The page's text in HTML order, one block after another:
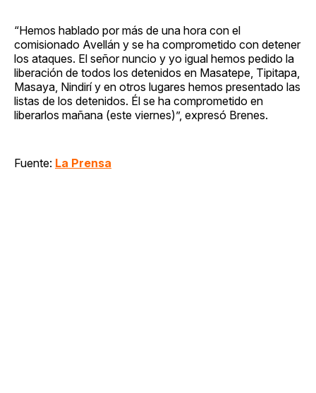
“Hemos hablado por más de una hora con el
comisionado Avellán y se ha comprometido con detener
los ataques. El señor nuncio y yo igual hemos pedido la
liberación de todos los detenidos en Masatepe, Tipitapa,
Masaya, Nindirí y en otros lugares hemos presentado las
listas de los detenidos. Él se ha comprometido en
liberarlos mañana (este viernes)”, expresó Brenes.
Fuente: La Prensa